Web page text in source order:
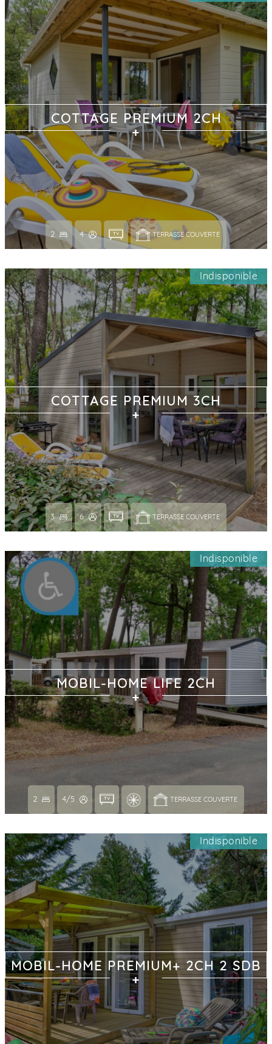
COTTAGE PREMIUM 2CH
2 4 TERRASSE COUVERTE
COTTAGE PREMIUM 3CH
Indisponible
3 6 TERRASSE COUVERTE
MOBIL-HOME LIFE 2CH
Indisponible
2 4/5 TERRASSE COUVERTE
MOBIL-HOME PREMIUM+ 2CH 2 SDB
Indisponible